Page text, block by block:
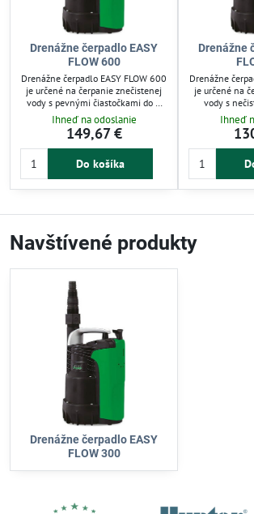
Drenážne čerpadlo EASY
FLOW 600
Drenážne čerpadlo EASY FLOW 600
je určené na čerpanie znečistenej
vody s pevnými čiastočkami do 5
mm. Využijete ho pri odvodňovaní
pivníc, bazénov či malých nádrží.
Čerpá vodu až do zostatkovej
hladiny 2-3 mm, čo minimalizuje
zvyšnú vlhkosť. Kompaktné riešenie
Ihneď na odoslanie
149,67 €
Do košíka
Drenážne
Drenážne
je určené na
vody s
ideálne pre
šachty.
bazénov,
minimálnou
2-3 mm.
Ihneď
Navštívené produkty
Drenážne čerpadlo EASY
FLOW 300